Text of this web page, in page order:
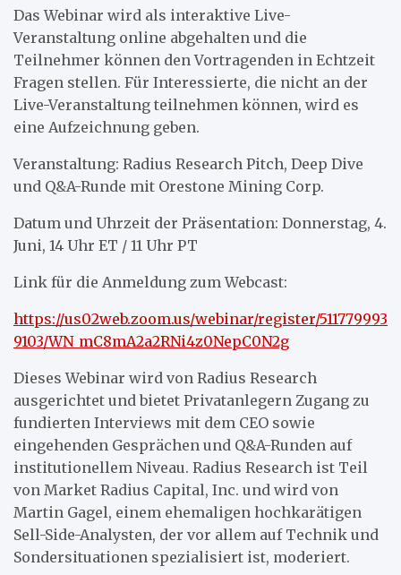
Das Webinar wird als interaktive Live-
Veranstaltung online abgehalten und die
Teilnehmer können den Vortragenden in Echtzeit
Fragen stellen. Für Interessierte, die nicht an der
Live-Veranstaltung teilnehmen können, wird es
eine Aufzeichnung geben.
Veranstaltung: Radius Research Pitch, Deep Dive
und Q&A-Runde mit Orestone Mining Corp.
Datum und Uhrzeit der Präsentation: Donnerstag, 4.
Juni, 14 Uhr ET / 11 Uhr PT
Link für die Anmeldung zum Webcast:
https://us02web.zoom.us/webinar/register/511779993
9103/WN_mC8mA2a2RNi4z0NepC0N2g
Dieses Webinar wird von Radius Research
ausgerichtet und bietet Privatanlegern Zugang zu
fundierten Interviews mit dem CEO sowie
eingehenden Gesprächen und Q&A-Runden auf
institutionellem Niveau. Radius Research ist Teil
von Market Radius Capital, Inc. und wird von
Martin Gagel, einem ehemaligen hochkarätigen
Sell-Side-Analysten, der vor allem auf Technik und
Sondersituationen spezialisiert ist, moderiert.